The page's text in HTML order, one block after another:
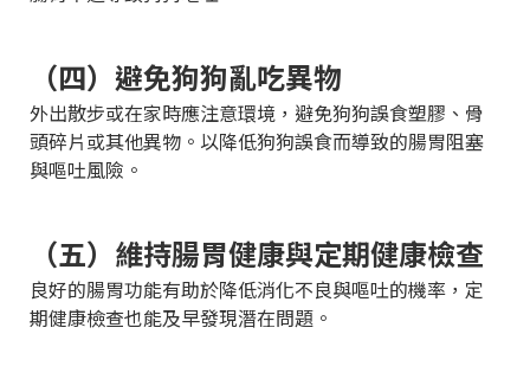
（四）避免狗狗亂吃異物
外出散步或在家時應注意環境，避免狗狗誤食塑膠、骨
頭碎片或其他異物。以降低狗狗誤食而導致的腸胃阻塞
與嘔吐風險。
（五）維持腸胃健康與定期健康檢查
良好的腸胃功能有助於降低消化不良與嘔吐的機率，定
期健康檢查也能及早發現潛在問題。